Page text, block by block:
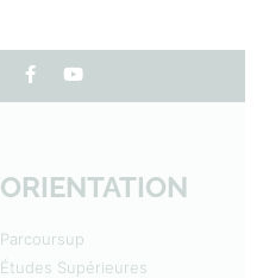
ORIENTATION
Parcoursup
Études Supérieures